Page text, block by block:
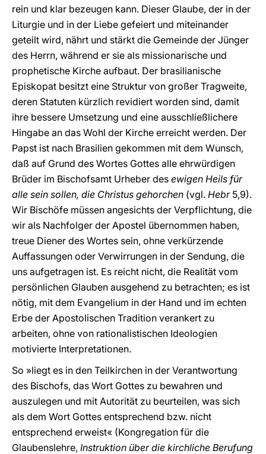
rein und klar bezeugen kann. Dieser Glaube, der in der
Liturgie und in der Liebe gefeiert und miteinander
geteilt wird, nährt und stärkt die Gemeinde der Jünger
des Herrn, während er sie als missionarische und
prophetische Kirche aufbaut. Der brasilianische
Episkopat besitzt eine Struktur von großer Tragweite,
deren Statuten kürzlich revidiert worden sind, damit
ihre bessere Umsetzung und eine ausschließlichere
Hingabe an das Wohl der Kirche erreicht werden. Der
Papst ist nach Brasilien gekommen mit dem Wunsch,
daß auf Grund des Wortes Gottes alle ehrwürdigen
Brüder im Bischofsamt Urheber des ewigen Heils für
alle sein sollen, die Christus gehorchen (vgl. Hebr 5,9).
Wir Bischöfe müssen angesichts der Verpflichtung, die
wir als Nachfolger der Apostel übernommen haben,
treue Diener des Wortes sein, ohne verkürzende
Auffassungen oder Verwirrungen in der Sendung, die
uns aufgetragen ist. Es reicht nicht, die Realität vom
persönlichen Glauben ausgehend zu betrachten; es ist
nötig, mit dem Evangelium in der Hand und im echten
Erbe der Apostolischen Tradition verankert zu
arbeiten, ohne von rationalistischen Ideologien
motivierte Interpretationen.
So »liegt es in den Teilkirchen in der Verantwortung
des Bischofs, das Wort Gottes zu bewahren und
auszulegen und mit Autorität zu beurteilen, was sich
als dem Wort Gottes entsprechend bzw. nicht
entsprechend erweist« (Kongregation für die
Glaubenslehre, Instruktion über die kirchliche Berufung